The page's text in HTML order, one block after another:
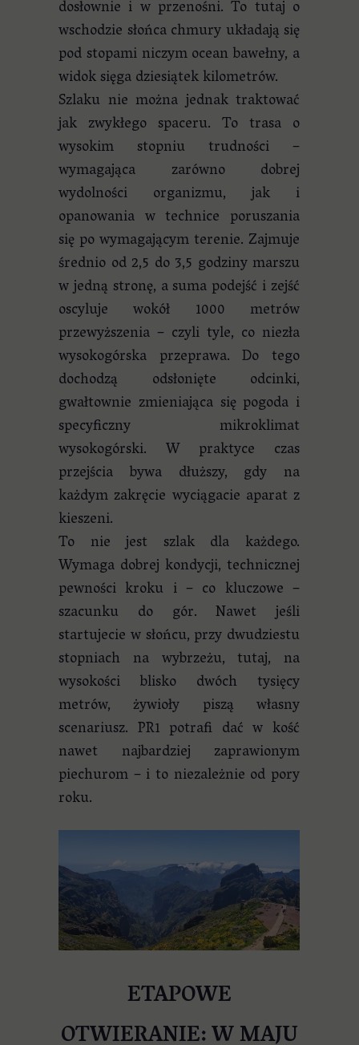
dosłownie i w przenośni. To tutaj o
wschodzie słońca chmury układają się
pod stopami niczym ocean bawełny, a
widok sięga dziesiątek kilometrów.
Szlaku nie można jednak traktować
jak zwykłego spaceru. To trasa o
wysokim stopniu trudności –
wymagająca zarówno dobrej
wydolności organizmu, jak i
opanowania w technice poruszania
się po wymagającym terenie. Zajmuje
średnio od 2,5 do 3,5 godziny marszu
w jedną stronę, a suma podejść i zejść
oscyluje wokół 1000 metrów
przewyższenia – czyli tyle, co niezła
wysokogórska przeprawa. Do tego
dochodzą odsłonięte odcinki,
gwałtownie zmieniająca się pogoda i
specyficzny mikroklimat
wysokogórski. W praktyce czas
przejścia bywa dłuższy, gdy na
każdym zakręcie wyciągacie aparat z
kieszeni.
To nie jest szlak dla każdego.
Wymaga dobrej kondycji, technicznej
pewności kroku i – co kluczowe –
szacunku do gór. Nawet jeśli
startujecie w słońcu, przy dwudziestu
stopniach na wybrzeżu, tutaj, na
wysokości blisko dwóch tysięcy
metrów, żywioły piszą własny
scenariusz. PR1 potrafi dać w kość
nawet najbardziej zaprawionym
piechurom – i to niezależnie od pory
roku.
ETAPOWE
OTWIERANIE: W MAJU